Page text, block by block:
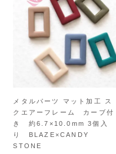
メタルパーツ マット加工 ス
クエアーフレーム カーブ付
き 約6.7×10.0mm 3個入
り BLAZE×CANDY
STONE